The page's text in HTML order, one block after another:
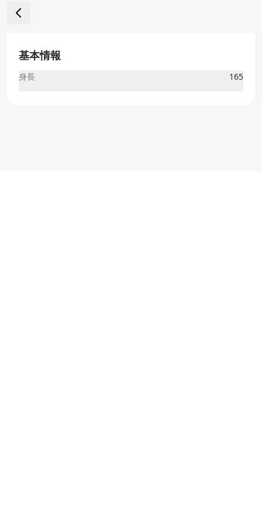
基本情報
身長 165